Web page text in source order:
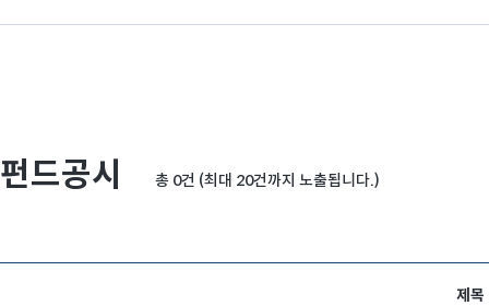
펀드공시 총 0건 (최대 20건까지 노출됩니다.)
제목